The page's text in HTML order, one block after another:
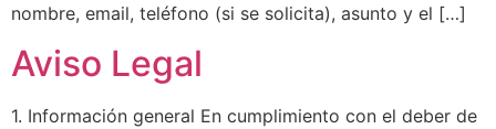
nombre, email, teléfono (si se solicita), asunto y el […]
Aviso Legal
1. Información general En cumplimiento con el deber de